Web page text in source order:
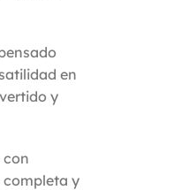
en
y
con
completa y